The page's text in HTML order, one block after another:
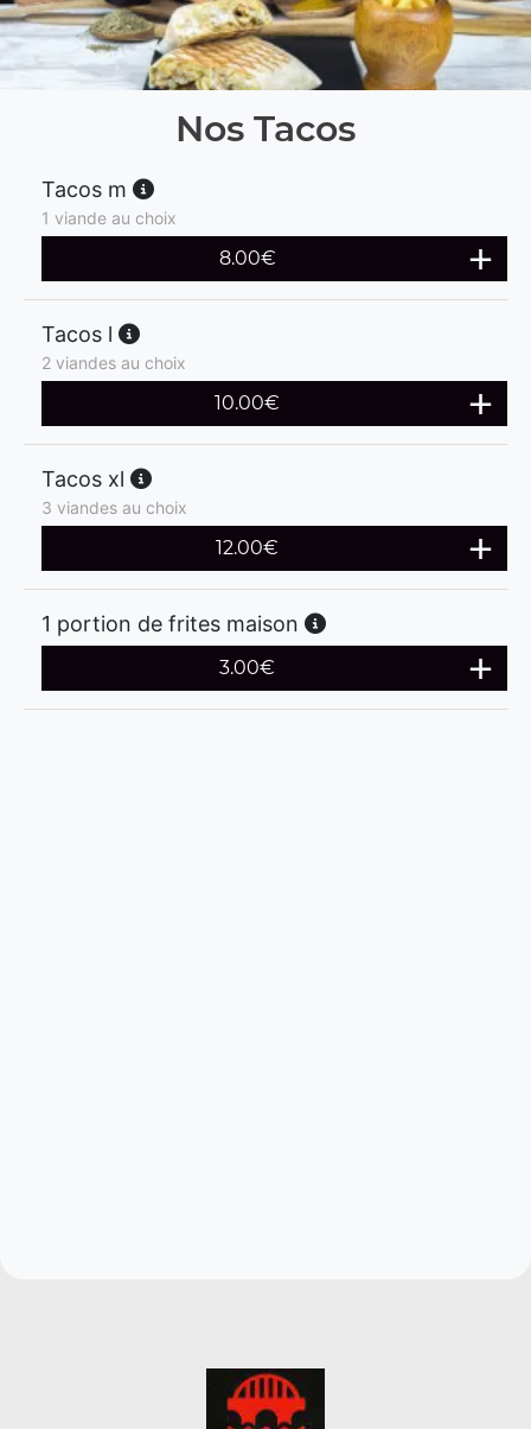
Nos Tacos
Tacos m
1 viande au choix
8.00€
Tacos l
2 viandes au choix
10.00€
Tacos xl
3 viandes au choix
12.00€
1 portion de frites maison
3.00€